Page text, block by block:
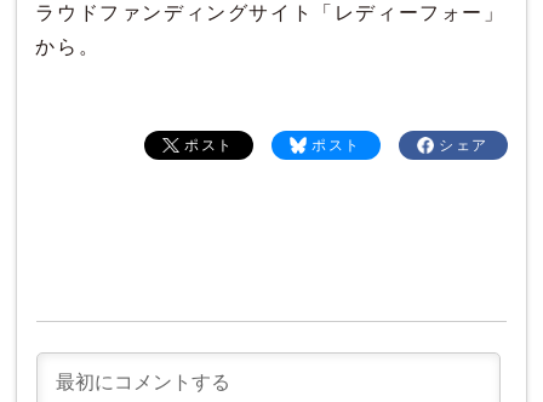
ラウドファンディングサイト「レディーフォー」
から。
シェア
ポスト
ポスト